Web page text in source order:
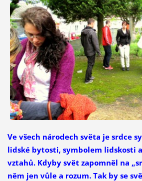
Ve všech národech světa je srdce
lidské bytosti, symbolem lidskosti
vztahů. Kdyby svět zapomněl na
něm jen vůle a rozum. Tak by se